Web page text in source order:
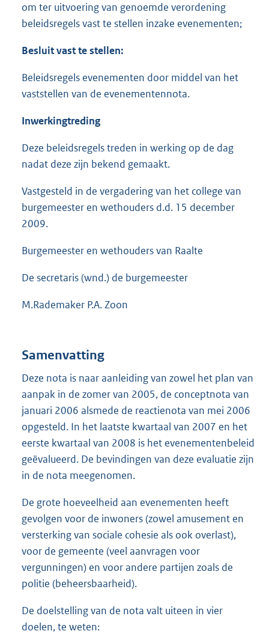
om ter uitvoering van genoemde verordening
beleidsregels vast te stellen inzake evenementen;
Besluit vast te stellen:
Beleidsregels evenementen door middel van het
vaststellen van de evenementennota.
Inwerkingtreding
Deze beleidsregels treden in werking op de dag
nadat deze zijn bekend gemaakt.
Vastgesteld in de vergadering van het college van
burgemeester en wethouders d.d. 15 december
2009.
Burgemeester en wethouders van Raalte
De secretaris (wnd.) de burgemeester
M.Rademaker P.A. Zoon
Samenvatting
Deze nota is naar aanleiding van zowel het plan van
aanpak in de zomer van 2005, de conceptnota van
januari 2006 alsmede de reactienota van mei 2006
opgesteld. In het laatste kwartaal van 2007 en het
eerste kwartaal van 2008 is het evenementenbeleid
geëvalueerd. De bevindingen van deze evaluatie zijn
in de nota meegenomen.
De grote hoeveelheid aan evenementen heeft
gevolgen voor de inwoners (zowel amusement en
versterking van sociale cohesie als ook overlast),
voor de gemeente (veel aanvragen voor
vergunningen) en voor andere partijen zoals de
politie (beheersbaarheid).
De doelstelling van de nota valt uiteen in vier
doelen, te weten: